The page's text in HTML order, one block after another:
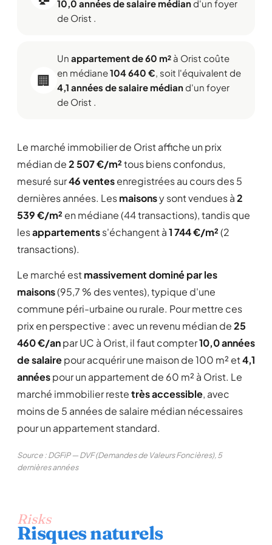
10,0 années de salaire médiand'un foyer
de Orist .
🏢
Un appartement de 60 m² à Orist coûte
en médiane104 640 €, soit l'équivalent de
4,1 années de salaire médiand'un foyer
de Orist .
Le marché immobilier de Orist affiche un prix
médian de2 507 €/m²tous biens confondus,
mesuré sur46 ventesenregistrées au cours des 5
dernières années. Lesmaisonsy sont vendues à2
539 €/m² en médiane (44 transactions), tandis que
lesappartementss'échangent à1 744 €/m²(2
transactions).
Le marché estmassivement dominé par les
maisons(95,7 % des ventes), typique d'une
commune péri-urbaine ou rurale. Pour mettre ces
prix en perspective : avec un revenu médian de25
460 €/anpar UC à Orist, il faut compter10,0 années
de salairepour acquérir une maison de 100 m² et4,1
annéespour un appartement de 60 m² à Orist. Le
marché immobilier restetrès accessible, avec
moins de 5 années de salaire médian nécessaires
pour un appartement standard.
Source : DGFiP — DVF (Demandes de Valeurs Foncières), 5
dernières années
Risks
Risques naturels